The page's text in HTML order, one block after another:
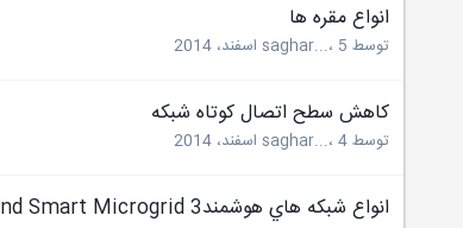
انواع مقره ها
توسط saghar...، 5 اسفند، 2014
كاهش سطح اتصال كوتاه شبكه
توسط saghar...،4 اسفند، 2014
انواع شبكه هاي هوشمند3 Smart grid and Smart Microgrid